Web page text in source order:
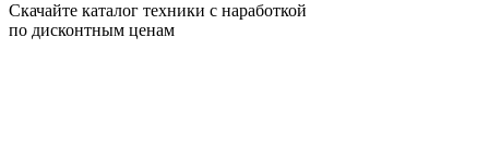
Скачайте каталог техники с наработкой
по дисконтным ценам